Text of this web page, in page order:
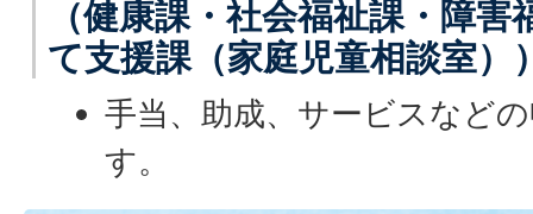
（健康課・社会福祉課・障
て支援課（家庭児童相談室）
手当、助成、サービスなど
す。